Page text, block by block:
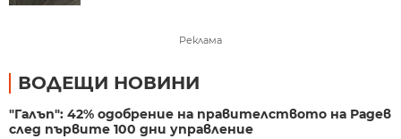
Реклама
ВОДЕЩИ НОВИНИ
"Галъп": 42% одобрение на правителството на Радев
след първите 100 дни управление